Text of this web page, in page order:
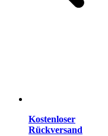
Kostenloser
Rückversand